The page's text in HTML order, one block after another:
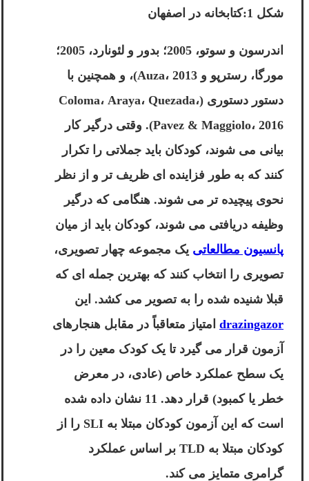
شکل 1:کتابخانه در اصفهان
اندرسون و سوتو، 2005؛ بدور و لئونارد، 2005؛
مورگا، رسترپو و Auza، 2013)، و همچنین با
دستور دستوری (Coloma، Araya، Quezada،
Pavez & Maggiolo، 2016). وقتی درگیر کار
بیانی می شوند، کودکان باید جملاتی را تکرار
کنند که به طور فزاینده ای ظریف تر و از نظر
نحوی پیچیده تر می شوند. هنگامی که درگیر
وظیفه دریافتی می شوند، کودکان باید از میان
پانسیون مطالعاتی یک مجموعه چهار تصویری،
تصویری را انتخاب کنند که بهترین جمله ای که
قبلا شنیده شده را به تصویر می کشد. این
drazingazor امتیاز متعاقباً در مقابل هنجارهای
آزمون قرار می گیرد تا یک کودک معین را در
یک سطح عملکرد خاص (عادی، در معرض
خطر یا کمبود) قرار دهد. 11 نشان داده شده
است که این آزمون کودکان مبتلا به SLI را از
کودکان مبتلا به TLD بر اساس عملکرد
گرامری متمایز می کند.